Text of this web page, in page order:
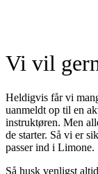
Vi vil
Heldigvis får vi
uanmeldt op til en
instruktøren. Men
de starter. Så vi er
passer ind i Limone.
Så husk venligst